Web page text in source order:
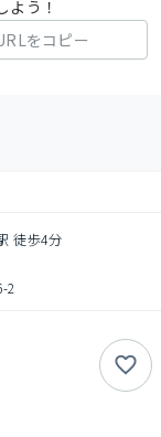
う！
をコピー
徒歩4分
2